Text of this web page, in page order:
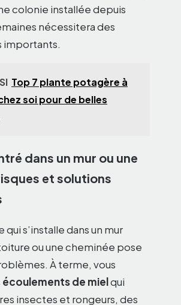
colonie installée depuis
nécessitera des
importants.
Top 7 plante potagère à
soi pour de belles
dans un mur ou une
et solutions
qui s’installe dans un mur
ou une cheminée pose
À terme, vous
écoulements de mielqui
insectes et rongeurs, des